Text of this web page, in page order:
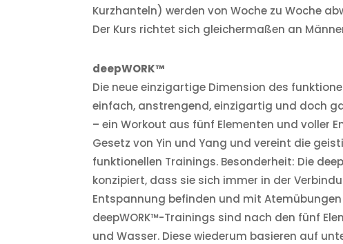
Kurzhanteln) werden von Woche zu Woche
Der Kurs richtet sich gleichermaßen an
deepWORK™
Die neue einzigartige Dimension des
einfach, anstrengend, einzigartig und doch
– ein Workout aus fünf Elementen und voller
Gesetz von Yin und Yang und vereint die
funktionellen Trainings. Besonderheit: Die
konzipiert, dass sie sich immer in der
Entspannung befinden und mit
deepWORK™-Trainings sind nach den fünf
und Wasser. Diese wiederum basieren auf